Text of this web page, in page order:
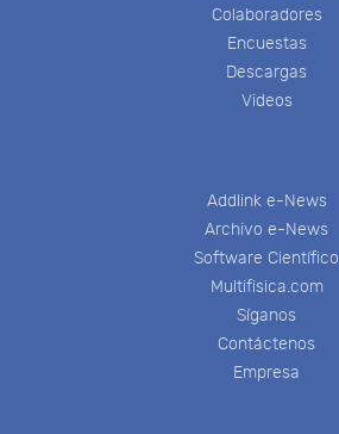
Colaboradores
Encuestas
Descargas
Videos
Addlink e-News
Archivo e-News
Software Científico
Multifisica.com
Síganos
Contáctenos
Empresa